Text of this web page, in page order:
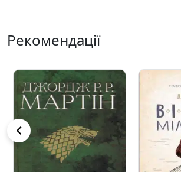
Рекомендації